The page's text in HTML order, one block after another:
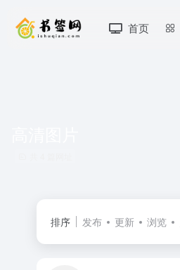
首页
排序 发布 更新 浏览